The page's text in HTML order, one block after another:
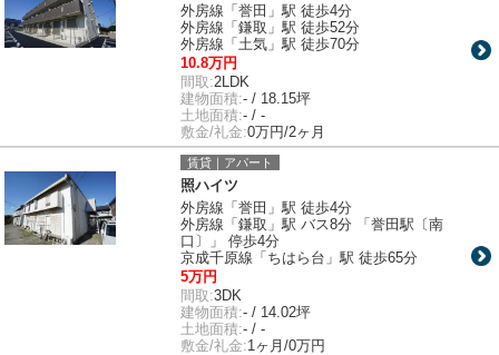
外房線「誉田」駅 徒歩4分
外房線「鎌取」駅 徒歩52分
外房線「土気」駅 徒歩70分
10.8万円
間取:2LDK
建物面積:- / 18.15坪
土地面積:- / -
敷金/礼金:0万円/2ヶ月
賃貸｜アパート
照ハイツ
外房線「誉田」駅 徒歩4分
外房線「鎌取」駅 バス8分 「誉田駅〔南
口〕」 停歩4分
京成千原線「ちはら台」駅 徒歩65分
5万円
間取:3DK
建物面積:- / 14.02坪
土地面積:- / -
敷金/礼金:1ヶ月/0万円